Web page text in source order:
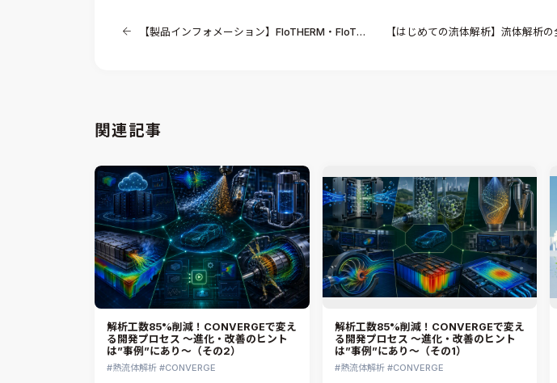
【製品インフォメーション】FloTHERM・FloTHERM PCB用KOA社製シャント抵抗器ライブラリ
関連記事
解析工数85%削減！CONVERGEで変え
る開発プロセス ～進化・改善のヒント
は”事例”にあり～（その2）
熱流体解析 CONVERGE
解析工数85%削減！CONVERGEで変え
る開発プロセス ～進化・改善のヒント
は”事例”にあり～（その1）
熱流体解析 CONVERGE